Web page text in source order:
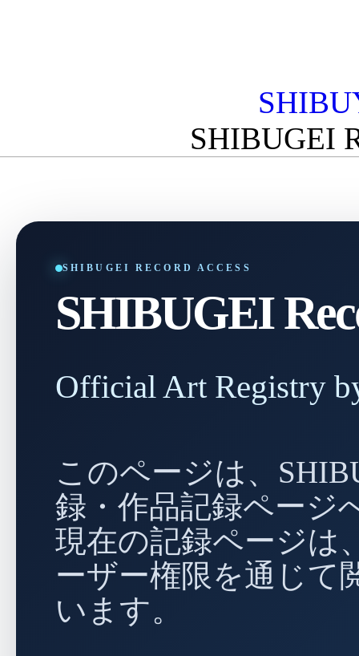
SHIBUGEI
SHIBUGEI RECORD ACCESS
SHIBUGEI
Official Art Registry
このページは、
録・作品記録ページ
現在の記録ページは
ーザー権限を通じて
います。